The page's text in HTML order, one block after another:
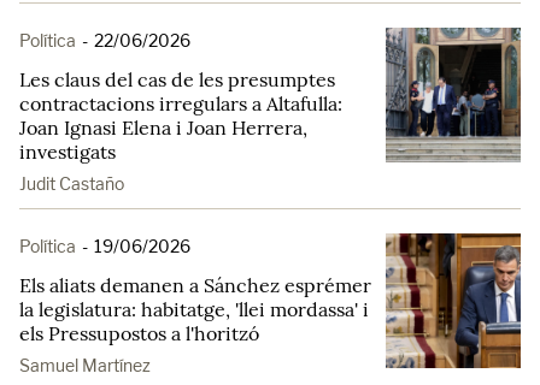
Política - 22/06/2026
Les claus del cas de les presumptes
contractacions irregulars a Altafulla:
Joan Ignasi Elena i Joan Herrera,
investigats
Judit Castaño
Política - 19/06/2026
Els aliats demanen a Sánchez esprémer
la legislatura: habitatge, 'llei mordassa' i
els Pressupostos a l'horitzó
Samuel Martínez